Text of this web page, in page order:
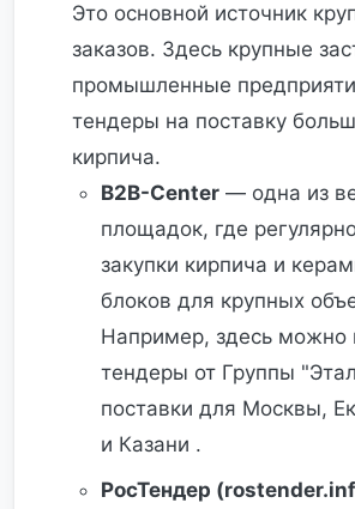
Это основной источник
заказов. Здесь крупные
промышленные
тендеры на поставку
кирпича.
B2B-Center — одна из
площадок, где
закупки кирпича и
блоков для крупных
Например, здесь можно
тендеры от Группы
поставки для Москвы,
и Казани .
РосТендер